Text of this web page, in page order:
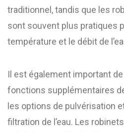
traditionnel, tandis que les
sont souvent plus pratiques
température et le débit de
Il est également important
fonctions supplémentaires
les options de pulvérisation
filtration de l’eau. Les